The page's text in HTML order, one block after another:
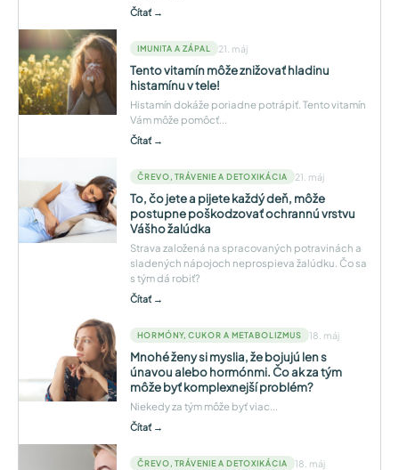
Čítať →
IMUNITA A ZÁPAL 21. máj
Tento vitamín môže znižovať hladinu
histamínu v tele!
Histamín dokáže poriadne potrápiť. Tento vitamín
Vám môže pomôcť...
Čítať →
ČREVO, TRÁVENIE A DETOXIKÁCIA 21. máj
To, čo jete a pijete každý deň, môže
postupne poškodzovať ochrannú vrstvu
Vášho žalúdka
Strava založená na spracovaných potravinách a
sladených nápojoch neprospieva žalúdku. Čo sa
s tým dá robiť?
Čítať →
HORMÓNY, CUKOR A METABOLIZMUS 18. máj
Mnohé ženy si myslia, že bojujú len s
únavou alebo hormónmi. Čo ak za tým
môže byť komplexnejší problém?
Niekedy za tým môže byť viac...
Čítať →
ČREVO, TRÁVENIE A DETOXIKÁCIA 18. máj